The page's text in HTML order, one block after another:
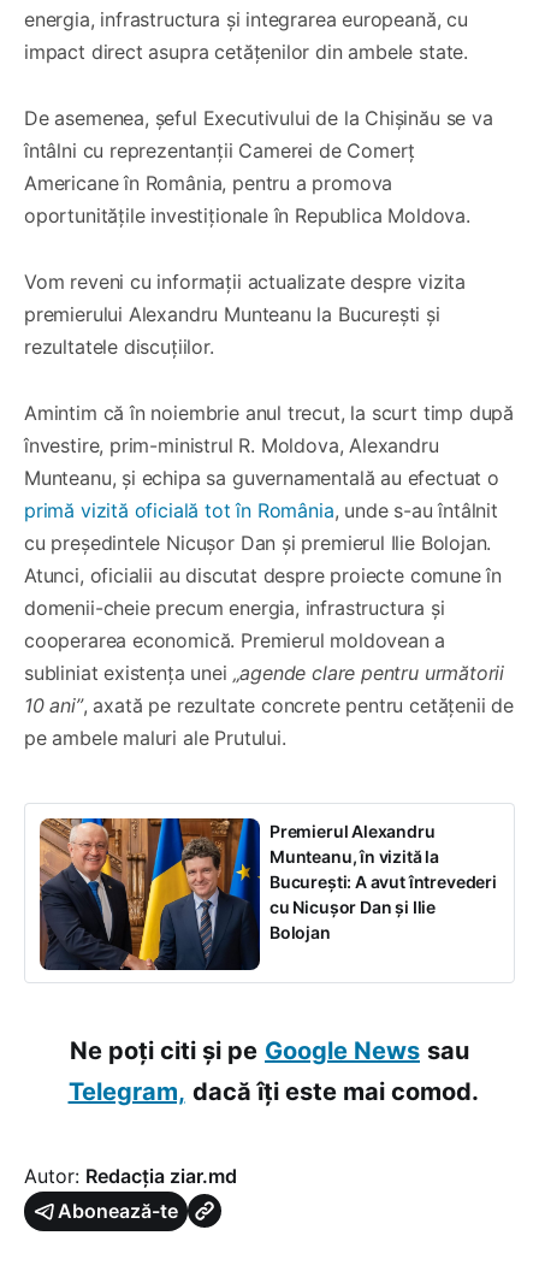
energia, infrastructura și integrarea europeană, cu
impact direct asupra cetățenilor din ambele state.
De asemenea, șeful Executivului de la Chișinău se va
întâlni cu reprezentanții Camerei de Comerț
Americane în România, pentru a promova
oportunitățile investiționale în Republica Moldova.
Vom reveni cu informații actualizate despre vizita
premierului Alexandru Munteanu la București și
rezultatele discuțiilor.
Amintim că în noiembrie anul trecut, la scurt timp după
învestire, prim-ministrul R. Moldova, Alexandru
Munteanu, și echipa sa guvernamentală au efectuat o
primă vizită oficială tot în România, unde s-au întâlnit
cu președintele Nicușor Dan și premierul Ilie Bolojan.
Atunci, oficialii au discutat despre proiecte comune în
domenii-cheie precum energia, infrastructura și
cooperarea economică. Premierul moldovean a
subliniat existența unei „agende clare pentru următorii
10 ani”, axată pe rezultate concrete pentru cetățenii de
pe ambele maluri ale Prutului.
Premierul Alexandru
Munteanu, în vizită la
București: A avut întrevederi
cu Nicușor Dan și Ilie
Bolojan
Ne poți citi și pe Google News sau
Telegram, dacă îți este mai comod.
Autor: Redacția ziar.md
Abonează-te